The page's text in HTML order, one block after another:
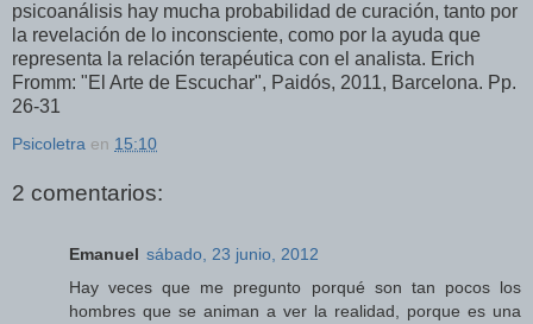
psicoanálisis hay mucha probabilidad de curación, tanto por
la revelación de lo inconsciente, como por la ayuda que
representa la relación terapéutica con el analista. Erich
Fromm: "El Arte de Escuchar", Paidós, 2011, Barcelona. Pp.
26-31
Psicoletra en 15:10
2 comentarios:
Emanuel sábado, 23 junio, 2012
Hay veces que me pregunto porqué son tan pocos los
hombres que se animan a ver la realidad, porque es una